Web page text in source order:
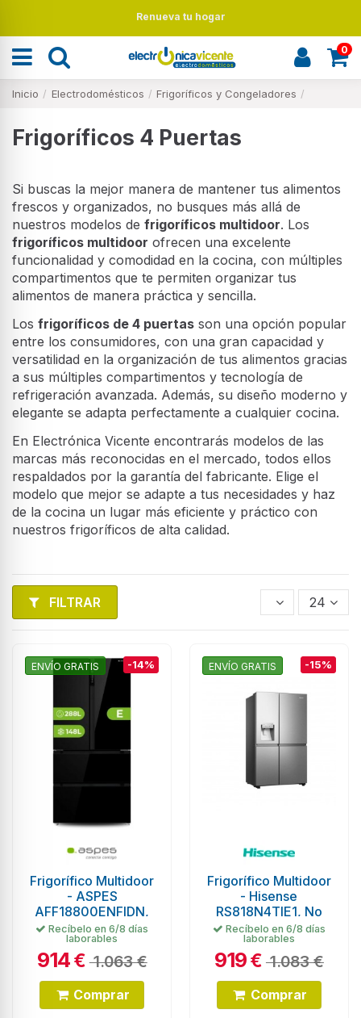
Renueva tu hogar
0
Inicio Electrodomésticos Frigoríficos y Congeladores
Frigoríficos 4 Puertas
Si buscas la mejor manera de mantener tus alimentos
frescos y organizados, no busques más allá de
nuestros modelos de frigoríficos multidoor. Los
frigoríficos multidoor ofrecen una excelente
funcionalidad y comodidad en la cocina, con múltiples
compartimentos que te permiten organizar tus
alimentos de manera práctica y sencilla.
Los frigoríficos de 4 puertas son una opción popular
entre los consumidores, con una gran capacidad y
versatilidad en la organización de tus alimentos gracias
a sus múltiples compartimentos y tecnología de
refrigeración avanzada. Además, su diseño moderno y
elegante se adapta perfectamente a cualquier cocina.
En Electrónica Vicente encontrarás modelos de las
marcas más reconocidas en el mercado, todos ellos
respaldados por la garantía del fabricante. Elige el
modelo que mejor se adapte a tus necesidades y haz
de la cocina un lugar más eficiente y práctico con
nuestros frigoríficos de alta calidad.
FILTRAR 24
ENVÍO GRATIS -14%
Frigorífico Multidoor
- ASPES
AFF18800ENFIDN,
1.83 m, Cristal Negro
Recíbelo en 6/8 días
laborables
914€ 1.063 €
Comprar
ENVÍO GRATIS -15%
Frigorífico Multidoor
- Hisense
RS818N4TIE1, No
Frost, 632 litros, 1.79
metros, Inox
Recíbelo en 6/8 días
laborables
919€ 1.083 €
Comprar